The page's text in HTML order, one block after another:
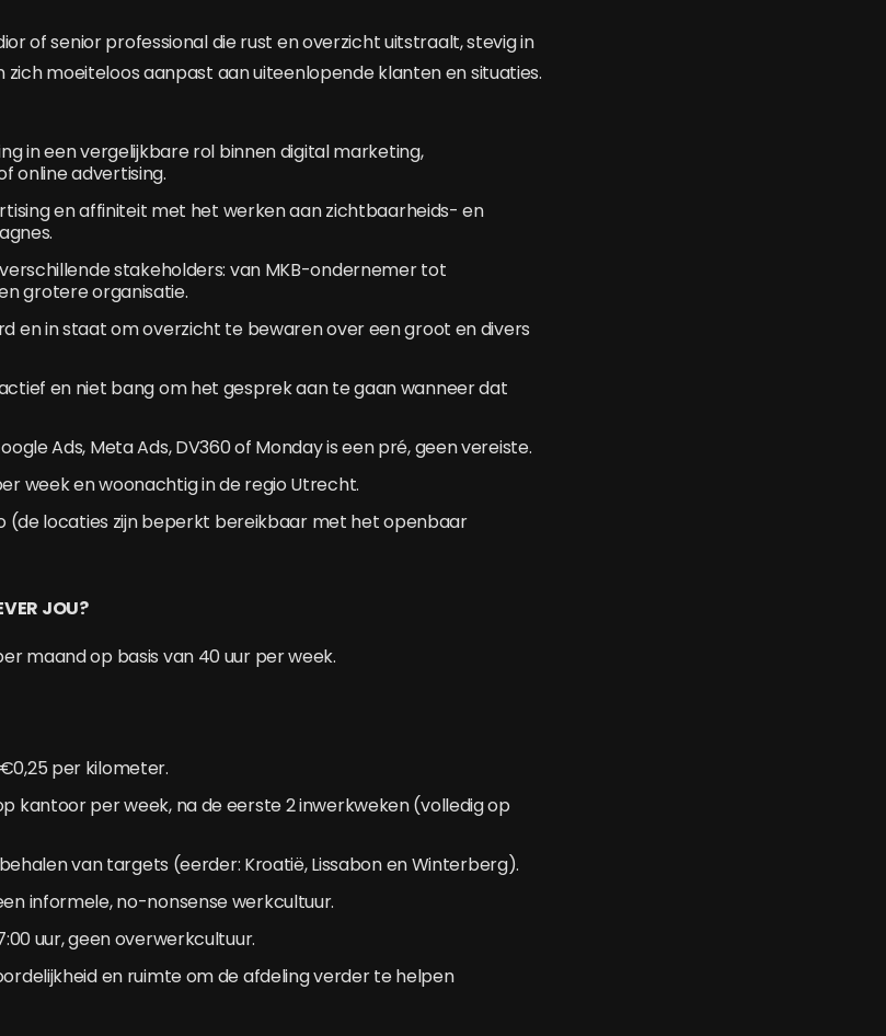
of senior professional die rust en overzicht uitstraalt, stevig in
zich moeiteloos aanpast aan uiteenlopende klanten en situaties.
in een vergelijkbare rol binnen digital marketing,
online advertising.
en affiniteit met het werken aan zichtbaarheids- en
stakeholders: van MKB-ondernemer tot
grotere organisatie.
en in staat om overzicht te bewaren over een groot en divers
en niet bang om het gesprek aan te gaan wanneer dat
Ads, Meta Ads, DV360 of Monday is een pré, geen vereiste.
week en woonachtig in de regio Utrecht.
(de locaties zijn beperkt bereikbaar met het openbaar
JOU?
maand op basis van 40 uur per week.
per kilometer.
kantoor per week, na de eerste 2 inwerkweken (volledig op
van targets (eerder: Kroatië, Lissabon en Winterberg).
informele, no-nonsense werkcultuur.
uur, geen overwerkcultuur.
en ruimte om de afdeling verder te helpen